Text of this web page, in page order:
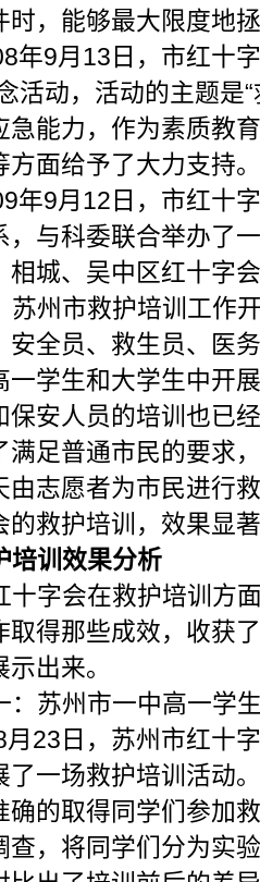
时，能够最大限度地
9月13日，市红十字
活动，活动的主题是
急能力，作为素质教
方面给予了大力支持。
9月12日，市红十字
，与科委联合举办了
相城、吴中区红十字
州市救护培训工作
安全员、救生员、医
一学生和大学生中开
保安人员的培训也已
满足普通市民的要求
由志愿者为市民进行
的救护培训，效果显
训效果分析
字会在救护培训方
取得那些成效，收获
出来。
苏州市一中高一学
23日，苏州市红十
了一场救护培训活动
确的取得同学们参加
查，将同学们分为实